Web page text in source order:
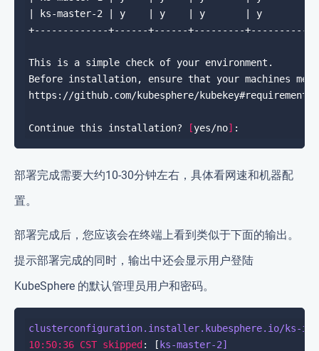
Continue this installation? [yes/no]
部署完成需要大约10-30分钟左右，具体看网速和机器配
置。
部署完成后，您应该会在终端上看到类似于下面的输出。
提示部署完成的同时，输出中还会显示用户登陆
KubeSphere 的默认管理员用户和密码。
clusterconfiguration.installer.kubesphere.io/ks-
10:50:36 CST skipped: [ks-master-2]